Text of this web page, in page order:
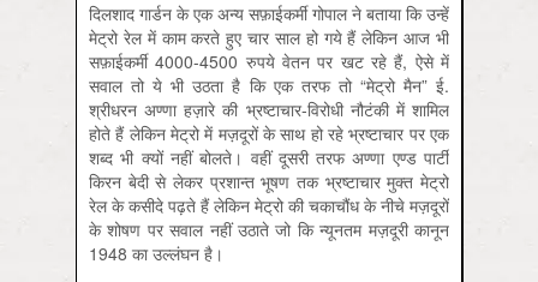
दिलशाद गार्डन के एक अन्य सफ़ाईकर्मी गोपाल ने बताया कि उन्हें
मेट्रो रेल में काम करते हुए चार साल हो गये हैं लेकिन आज भी
सफ़ाईकर्मी 4000-4500 रुपये वेतन पर खट रहे हैं, ऐसे में
सवाल तो ये भी उठता है कि एक तरफ तो “मेट्रो मैन” ई.
श्रीधरन अण्णा हज़ारे की भ्रष्टाचार-विरोधी नौटंकी में शामिल
होते हैं लेकिन मेट्रो में मज़दूरों के साथ हो रहे भ्रष्टाचार पर एक
शब्द भी क्यों नहीं बोलते। वहीं दूसरी तरफ अण्णा एण्ड पार्टी
किरन बेदी से लेकर प्रशान्त भूषण तक भ्रष्टाचार मुक्त मेट्रो
रेल के कसीदे पढ़ते हैं लेकिन मेट्रो की चकाचौंध के नीचे मज़दूरों
के शोषण पर सवाल नहीं उठाते जो कि न्यूनतम मज़दूरी कानून
1948 का उल्लंघन है।